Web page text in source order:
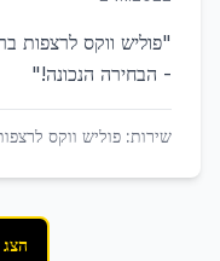
"פוליש ווקס לרצפות
- הבחירה הנכונה!"
שירות: פוליש ווקס
הצג